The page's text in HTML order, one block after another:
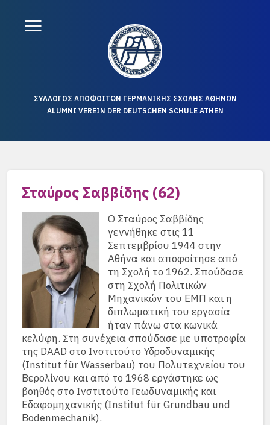
ΣΥΛΛΟΓΟΣ ΑΠΟΦΟΙΤΩΝ ΓΕΡΜΑΝΙΚΗΣ ΣΧΟΛΗΣ ΑΘΗΝΩΝ
ALUMNI VEREIN DER DEUTSCHEN SCHULE ATHEN
Σταύρος Σαββίδης (62)
Ο Σταύρος Σαββίδης
γεννήθηκε στις 11
Σεπτεμβρίου 1944 στην
Αθήνα και αποφοίτησε από
τη Σχολή το 1962. Σπούδασε
στη Σχολή Πολιτικών
Μηχανικών του ΕΜΠ και η
διπλωματική του εργασία
ήταν πάνω στα κωνικά
κελύφη. Στη συνέχεια σπούδασε με υποτροφία
της DAAD στο Ινστιτούτο Υδροδυναμικής
(Institut für Wasserbau) του Πολυτεχνείου του
Βερολίνου και από το 1968 εργάστηκε ως
βοηθός στο Ινστιτούτο Γεωδυναμικής και
Εδαφομηχανικής (Institut für Grundbau und
Bodenmechanik).